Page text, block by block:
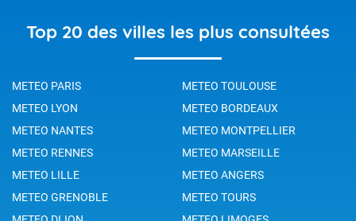
Top 20 des villes les plus consultées
METEO PARIS
METEO TOULOUSE
METEO LYON
METEO BORDEAUX
METEO NANTES
METEO MONTPELLIER
METEO RENNES
METEO MARSEILLE
METEO LILLE
METEO ANGERS
METEO GRENOBLE
METEO TOURS